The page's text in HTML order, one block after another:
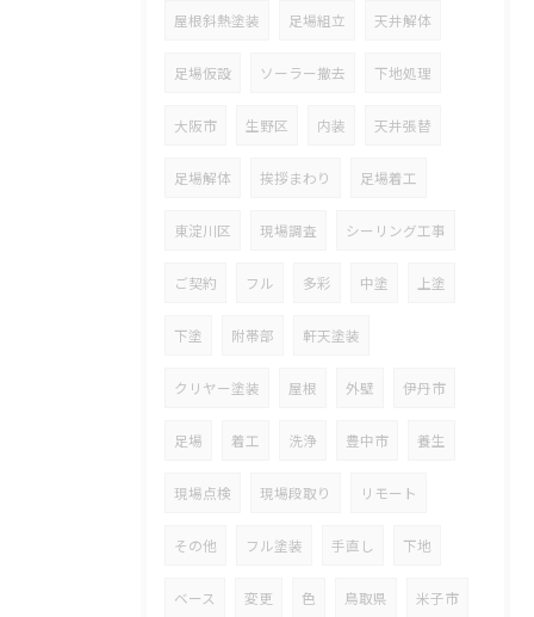
屋根斜熱塗装 足場組立 天井解体
足場仮設 ソーラー撤去 下地処理
大阪市 生野区 内装 天井張替
足場解体 挨拶まわり 足場着工
東淀川区 現場調査 シーリング工事
ご契約 フル 多彩 中塗 上塗
下塗 附帯部 軒天塗装
クリヤー塗装 屋根 外壁 伊丹市
足場 着工 洗浄 豊中市 養生
現場点検 現場段取り リモート
その他 フル塗装 手直し 下地
ベース 変更 色 鳥取県 米子市